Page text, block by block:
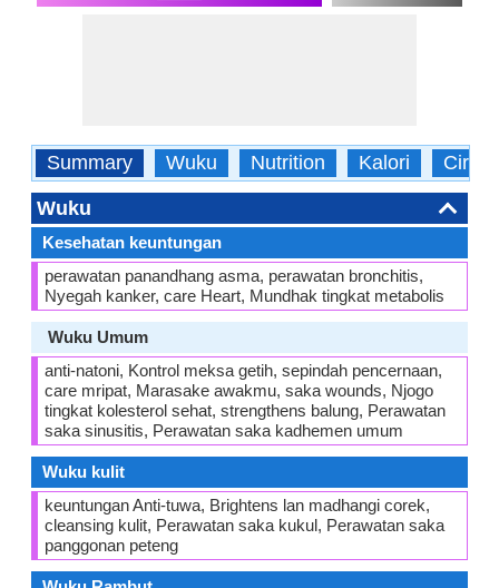
Summary Wuku Nutrition Kalori Ciri
Wuku
Kesehatan keuntungan
perawatan panandhang asma, perawatan bronchitis,
Nyegah kanker, care Heart, Mundhak tingkat metabolis
Wuku Umum
anti-natoni, Kontrol meksa getih, sepindah pencernaan,
care mripat, Marasake awakmu, saka wounds, Njogo
tingkat kolesterol sehat, strengthens balung, Perawatan
saka sinusitis, Perawatan saka kadhemen umum
Wuku kulit
keuntungan Anti-tuwa, Brightens lan madhangi corek,
cleansing kulit, Perawatan saka kukul, Perawatan saka
panggonan peteng